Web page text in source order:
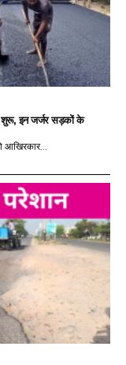
शुरू, इन जर्जर सड़कों के
आखिरकार...